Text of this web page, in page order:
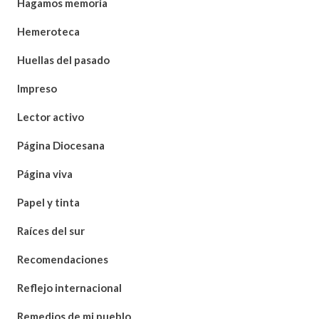
Hagamos memoria
Hemeroteca
Huellas del pasado
Impreso
Lector activo
Página Diocesana
Página viva
Papel y tinta
Raíces del sur
Recomendaciones
Reflejo internacional
Remedios de mi pueblo